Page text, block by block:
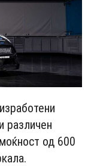
различен
од 600